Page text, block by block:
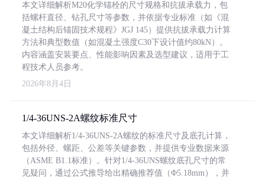
本文详细解析M20化学锚栓的尺寸规格和抗拔承载力，包
括螺杆直径、钻孔尺寸等参数，并依据专业标准（如《混
凝土结构后锚固技术规程》JGJ 145）提供抗拔承载力计算
方法和典型数值（如混凝土强度C30下设计值约80kN）。
内容涵盖安装要点、性能影响因素及选型建议，适用于工
程技术人员参考。
2026年8月4日
1/4-36UNS-2A螺纹标准尺寸
本文详细解析1/4-36UNS-2A螺纹的标准尺寸及底孔计算，
包括外径、螺距、公差等关键参数，并提供专业数据来源
（ASME B1.1标准）。针对1/4-36UNS螺纹底孔尺寸的常
见疑问，通过公式推导给出精确推荐值（Φ5.18mm），并